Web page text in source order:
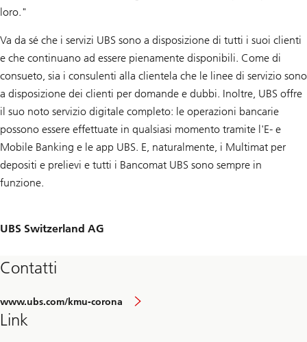
loro."
Va da sé che i servizi UBS sono a disposizione di tutti i suoi clienti
e che continuano ad essere pienamente disponibili. Come di
consueto, sia i consulenti alla clientela che le linee di servizio sono
a disposizione dei clienti per domande e dubbi. Inoltre, UBS offre
il suo noto servizio digitale completo: le operazioni bancarie
possono essere effettuate in qualsiasi momento tramite l'E- e
Mobile Banking e le app UBS. E, naturalmente, i Multimat per
depositi e prelievi e tutti i Bancomat UBS sono sempre in
funzione.
UBS Switzerland AG
Contatti
www.ubs.com/kmu-corona
Link